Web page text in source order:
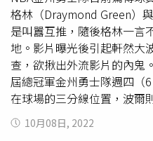
再因為發育而感到彆扭。工
跟我們揮揮手，說：『Bye-
的貧民窟到多明尼加的茅草
及專業得以正視更多女性發
體平台發起人戚海倫及總編
性在體壇國際攝影大賽，透
動圈努力的女性身影，為不
影響，讓她們「想要」並「
格林（Draymond Green）
是叫囂互推，隨後格林一言
地。影片曝光後引起軒然大
查，欲揪出外流影片的內鬼
屆總冠軍金州勇士隊週四（
在球場的三分線位置，波爾
角爭執，而後格林緩步走向
格林並用力將他推開，下秒
10月08日, 2022